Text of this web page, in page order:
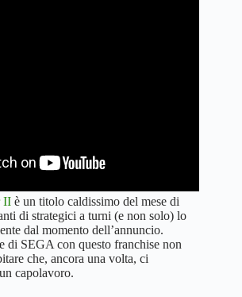
II è un titolo caldissimo del mese di
di strategici a turni (e non solo) lo
dal momento dell’annuncio.
di SEGA con questo franchise non
che, ancora una volta, ci
capolavoro.